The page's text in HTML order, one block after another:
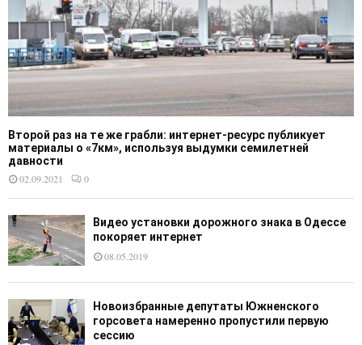
Второй раз на те же грабли: интернет-ресурс публикует
материалы о «7км», используя выдумки семилетней
давности
02.09.2021
0
Видео установки дорожного знака в Одессе
покоряет интернет
08.05.2019
Новоизбранные депутаты Южненского
горсовета намеренно пропустили первую
сессию